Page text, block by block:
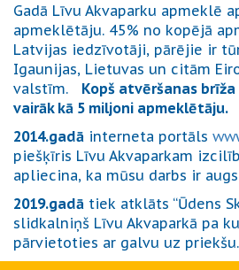
Gadā Līvu Akvaparku apmeklē
apmeklētāju. 45% no kopējā
Latvijas iedzīvotāji, pārējie ir
Igaunijas, Lietuvas un citām
valstīm. Kopš atvēršanas
vairāk kā 5 miljoni apmeklētāju.
2014.gadā interneta portāls
piešķīris Līvu Akvaparkam
apliecina, ka mūsu darbs ir
2019.gadā tiek atklāts “Ūdens
slidkalniņš Līvu Akvaparkā pa
pārvietoties ar galvu uz priekšu.